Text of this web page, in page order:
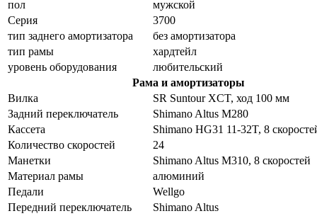
пол
мужской
Серия
3700
тип заднего амортизатора
без амортизатора
тип рамы
хардтейл
уровень оборудования
любительский
Рама и амортизаторы
Вилка
SR Suntour XCT, ход 100 мм
Задний переключатель
Shimano Altus M280
Кассета
Shimano HG31 11-32T, 8
Количество скоростей
24
Манетки
Shimano Altus M310, 8 скоростей
Материал рамы
алюминий
Педали
Wellgo
Передний переключатель
Shimano Altus